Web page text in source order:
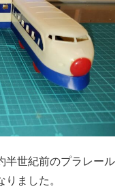
半世紀前のプラレール
ました。